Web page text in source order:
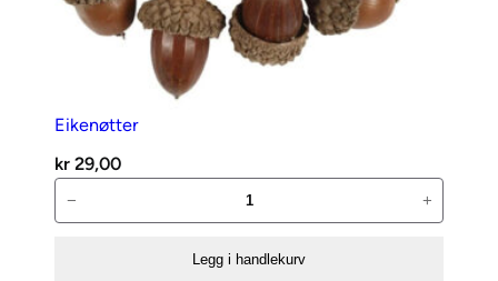
Eikenøtter
kr 29,00
antall
− +
Legg i handlekurv